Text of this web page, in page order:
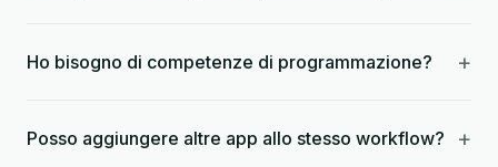
Ho bisogno di competenze di programmazione? +
Posso aggiungere altre app allo stesso workflow? +